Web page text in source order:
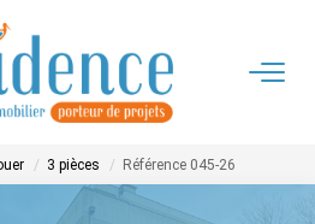
ACHETER
LOUER
3 pièces Référence 045-26